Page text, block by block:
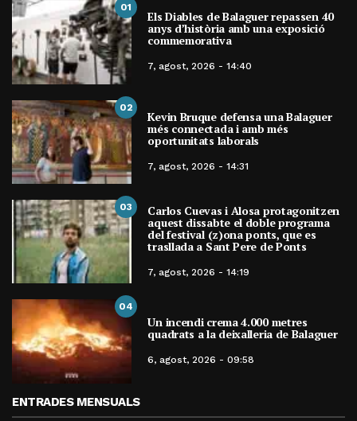
01
Els Diables de Balaguer repassen 40
anys d’història amb una exposició
commemorativa
7, agost, 2026 - 14:40
02
Kevin Bruque defensa una Balaguer
més connectada i amb més
oportunitats laborals
7, agost, 2026 - 14:31
03 Carlos Cuevas i Alosa protagonitzen
aquest dissabte el doble programa
del festival (z)ona ponts, que es
trasllada a Sant Pere de Ponts
7, agost, 2026 - 14:19
04
Un incendi crema 4.000 metres
quadrats a la deixalleria de Balaguer
6, agost, 2026 - 09:58
ENTRADES MENSUALS